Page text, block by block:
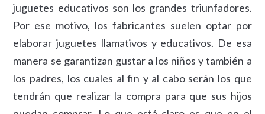
juguetes educativos son los grandes triunfadores.
Por ese motivo, los fabricantes suelen optar por
elaborar juguetes llamativos y educativos. De esa
manera se garantizan gustar a los niños y también a
los padres, los cuales al fin y al cabo serán los que
tendrán que realizar la compra para que sus hijos